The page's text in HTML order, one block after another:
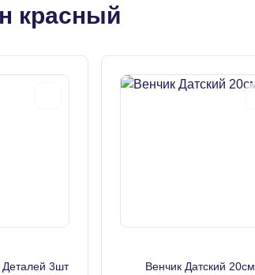
красный
Деталей 3шт Венчик Датский 20см